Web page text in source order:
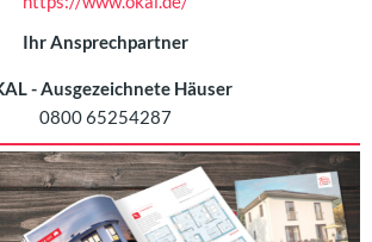
Ihr Ansprechpartner
- Ausgezeichnete Häuser
0800 65254287